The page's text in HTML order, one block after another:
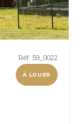
Réf. 59_0022
À LOUER